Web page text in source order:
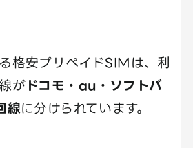
格安プリペイドSIMは、利
がドコモ・au・ソフトバ
線に分けられています。